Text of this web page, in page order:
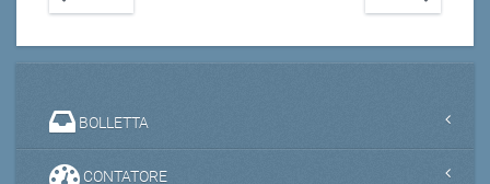
BOLLETTA
CONTATORE